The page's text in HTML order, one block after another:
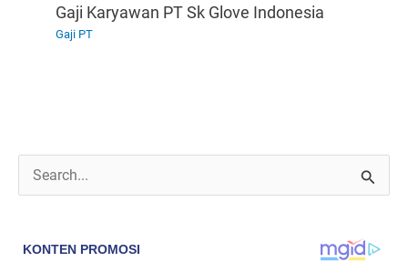
Gaji Karyawan PT Sk Glove Indonesia
Gaji PT
a